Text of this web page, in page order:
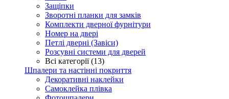
Защіпки
Зворотні планки для замків
Комплекти дверної фурнітури
Номер на двері
Петлі дверні (Завіси)
Розсувні системи для дверей
Всі категорії (13)
Шпалери та настінні покриття
Декоративні наклейки
Самоклейка плівка